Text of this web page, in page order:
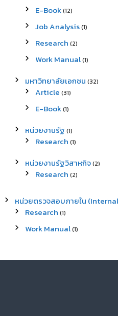
E-Book(12)
Job Analysis(1)
Research (2)
Work Manual(1)
มหาวิทยาลัยเอกชน (32)
Article (31)
E-Book(1)
หน่วยงานรัฐ (1)
Research (1)
หน่วยงานรัฐวิสาหกิจ(2)
Research (2)
หน่วยตรวจสอบภายใน
Research (1)
Work Manual(1)